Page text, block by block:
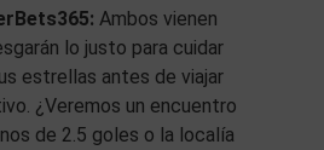
Ambos vienen
lo justo para cuidar
estrellas antes de viajar
¿Veremos un encuentro
de 2.5 goles o la localía